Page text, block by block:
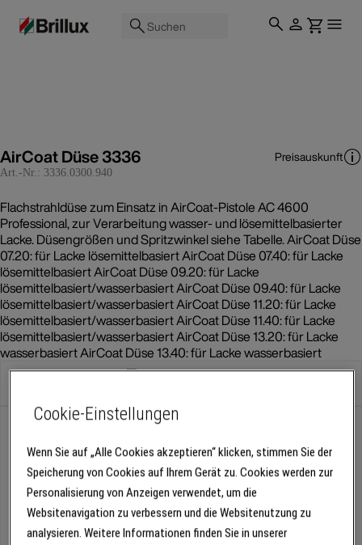
Suchen
AirCoat Düse 3336
Art.-Nr.: 3336.0300.940
Preisauskunft
Flachstrahldüse zum Einsatz in AirCoat-Pistole AC 4600
Professional, zur Verarbeitung wasser- und lösemittelbasierter
Lacke. Düsengrößen und Spritzwinkel siehe Tabelle. AirCoat Düse
07.20: für Lacke lösemittelbasiert AirCoat Düse 07.40: für Lacke
lösemittelbasiert AirCoat Düse 09.20: für Lacke
lösemittelbasiert/wasserbasiert AirCoat Düse 09.40: für Lacke
lösemittelbasiert/wasserbasiert AirCoat Düse 11.20: für Lacke
lösemittelbasiert/wasserbasiert AirCoat Düse 11.40: für Lacke
lösemittelbasiert/wasserbasiert AirCoat Düse 13.20: für Lacke
wasserbasiert AirCoat Düse 13.40: für Lacke wasserbasiert
09.40 AC für Lack lb/wb
11.20 AC für Lack lb/wb
11.40 AC für Lack lb/wb
13.20 AC für Lack wb
13.40 AC für Lack wb
07.20 AC für Lack lb
07.40 AC für Lack lb
Cookie-Einstellungen
Wenn Sie auf „Alle Cookies akzeptieren“ klicken, stimmen Sie der
Speicherung von Cookies auf Ihrem Gerät zu. Cookies werden zur
Personalisierung von Anzeigen verwendet, um die
Websitenavigation zu verbessern und die Websitenutzung zu
analysieren. Weitere Informationen finden Sie in unserer